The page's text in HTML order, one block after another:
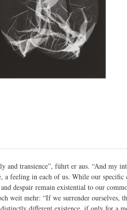
and transience”, führt er aus. “And my
a feeling in each of us. While our specific
despair remain existential to our
weit mehr: “If we surrender ourselves,